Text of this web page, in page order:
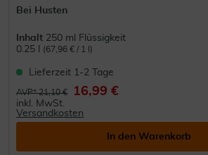
Bei Husten
Inhalt 250 ml Flüssigkeit
0.25 l
(67,96 € / 1 l)
Lieferzeit 1-2 Tage
AVP* 21,10 € 16,99 €
inkl. MwSt.
Versandkosten
In den Warenkorb